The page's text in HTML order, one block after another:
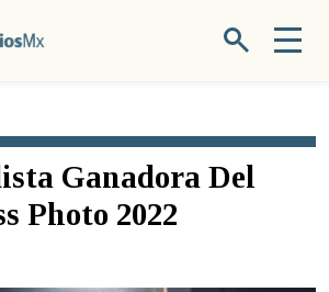
Ganadora Del
Photo 2022